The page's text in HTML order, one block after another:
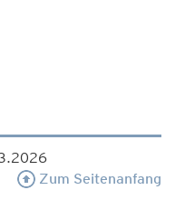
Zum Seitenanfang